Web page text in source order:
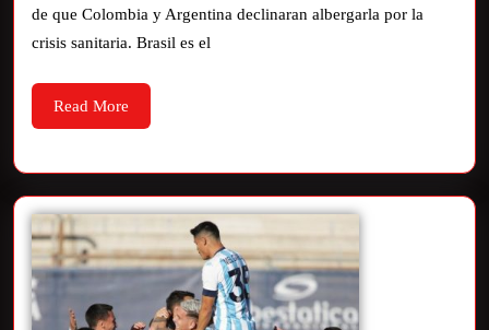
de que Colombia y Argentina declinaran albergarla por la
crisis sanitaria. Brasil es el
Read More